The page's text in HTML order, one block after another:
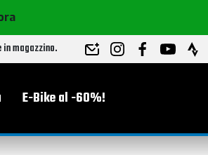
in magazzino.
E-Bike al -60%!